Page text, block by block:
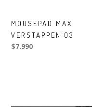
MOUSEPAD MAX
VERSTAPPEN 03
$7.990